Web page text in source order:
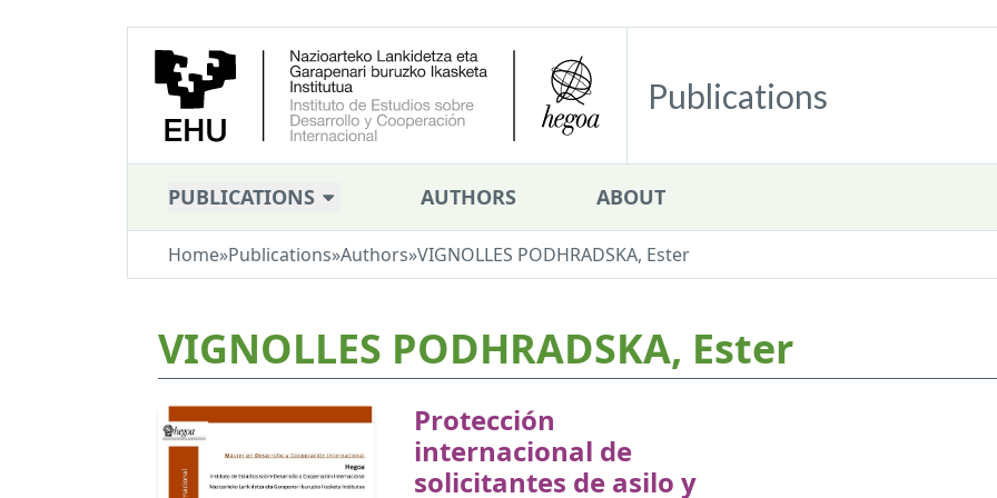
Publications
PUBLICATIONS AUTHORS ABOUT
Home»Publications»Authors»VIGNOLLES PODHRADSKA, Ester
VIGNOLLES PODHRADSKA, Ester
Protección
internacional de
solicitantes de asilo y